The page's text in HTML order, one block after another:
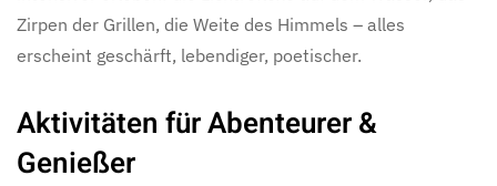
Zirpen der Grillen, die Weite des Himmels – alles
erscheint geschärft, lebendiger, poetischer.
Aktivitäten für Abenteurer &
Genießer